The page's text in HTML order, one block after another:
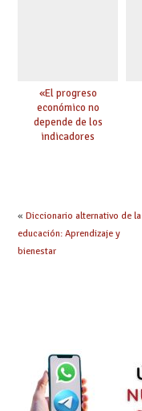
«El progreso
económico no
depende de los
indicadores
« Diccionario alternativo de la
educación: Aprendizaje y
bienestar